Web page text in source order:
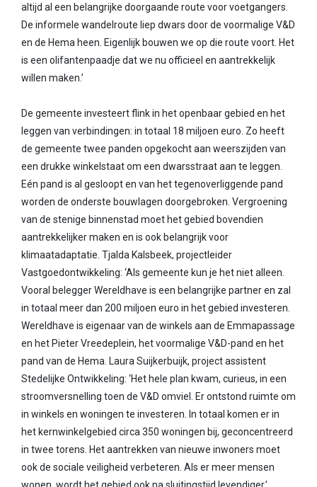
altijd al een belangrijke doorgaande route voor voetgangers.
De informele wandelroute liep dwars door de voormalige V&D
en de Hema heen. Eigenlijk bouwen we op die route voort. Het
is een olifantenpaadje dat we nu officieel en aantrekkelijk
willen maken.’
De gemeente investeert flink in het openbaar gebied en het
leggen van verbindingen: in totaal 18 miljoen euro. Zo heeft
de gemeente twee panden opgekocht aan weerszijden van
een drukke winkelstaat om een dwarsstraat aan te leggen.
Eén pand is al gesloopt en van het tegenoverliggende pand
worden de onderste bouwlagen doorgebroken. Vergroening
van de stenige binnenstad moet het gebied bovendien
aantrekkelijker maken en is ook belangrijk voor
klimaatadaptatie. Tjalda Kalsbeek, projectleider
Vastgoedontwikkeling: ‘Als gemeente kun je het niet alleen.
Vooral belegger Wereldhave is een belangrijke partner en zal
in totaal meer dan 200 miljoen euro in het gebied investeren.
Wereldhave is eigenaar van de winkels aan de Emmapassage
en het Pieter Vreedeplein, het voormalige V&D-pand en het
pand van de Hema. Laura Suijkerbuijk, project assistent
Stedelijke Ontwikkeling: ‘Het hele plan kwam, curieus, in een
stroomversnelling toen de V&D omviel. Er ontstond ruimte om
in winkels en woningen te investeren. In totaal komen er in
het kernwinkelgebied circa 350 woningen bij, geconcentreerd
in twee torens. Het aantrekken van nieuwe inwoners moet
ook de sociale veiligheid verbeteren. Als er meer mensen